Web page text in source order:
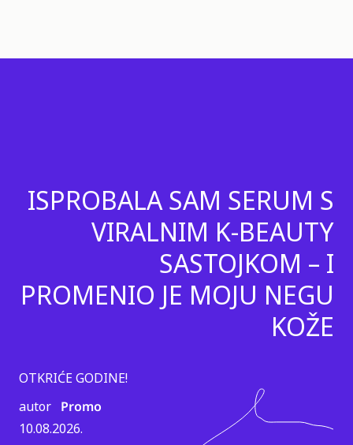
ISPROBALA SAM SERUM S
VIRALNIM K-BEAUTY
SASTOJKOM – I
PROMENIO JE MOJU NEGU
KOŽE
OTKRIĆE GODINE!
autor Promo
10.08.2026.